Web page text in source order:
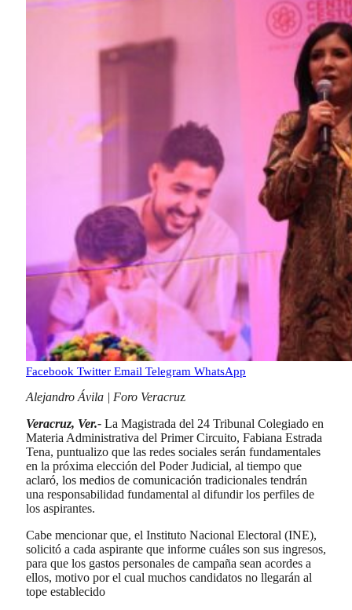
Facebook Twitter Email Telegram WhatsApp
Alejandro Ávila | Foro Veracruz
Veracruz, Ver.- La Magistrada del 24 Tribunal Colegiado en
Materia Administrativa del Primer Circuito, Fabiana Estrada
Tena, puntualizo que las redes sociales serán fundamentales
en la próxima elección del Poder Judicial, al tiempo que
aclaró, los medios de comunicación tradicionales tendrán
una responsabilidad fundamental al difundir los perfiles de
los aspirantes.
Cabe mencionar que, el Instituto Nacional Electoral (INE),
solicitó a cada aspirante que informe cuáles son sus ingresos,
para que los gastos personales de campaña sean acordes a
ellos, motivo por el cual muchos candidatos no llegarán al
tope establecido